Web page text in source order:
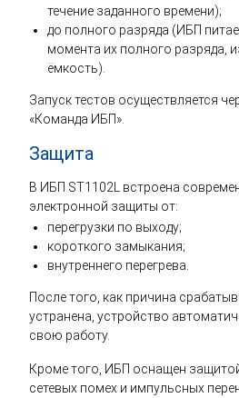
течение заданного времени);
до полного разряда (ИБП
момента их полного разряда,
ёмкость).
Запуск тестов осуществляется
«Команда ИБП».
Защита
В ИБП ST1102L встроена
электронной защиты от:
перегрузки по выходу;
короткого замыкания;
внутреннего перегрева.
После того, как причина
устранена, устройство
свою работу.
Кроме того, ИБП оснащен
сетевых помех и импульсных